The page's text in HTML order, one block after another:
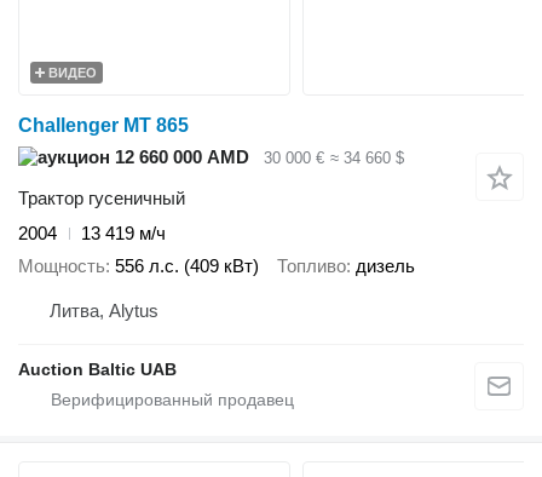
ВИДЕО
Challenger MT 865
12 660 000 AMD
30 000 € ≈ 34 660 $
Трактор гусеничный
2004
13 419 м/ч
Мощность 556 л.с. (409 кВт) Топливо дизель
Литва, Alytus
Auction Baltic UAB